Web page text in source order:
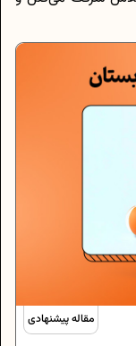
مقاله پیشنهادی